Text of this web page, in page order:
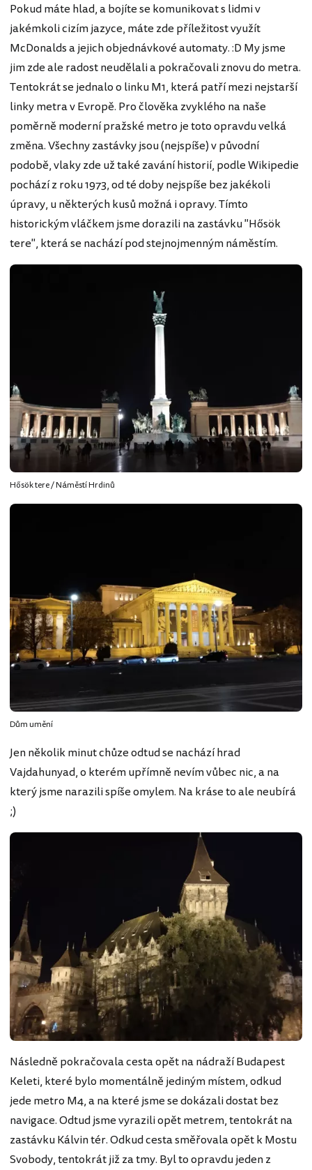
Pokud máte hlad, a bojíte se komunikovat s lidmi v
jakémkoli cizím jazyce, máte zde příležitost využít
McDonalds a jejich objednávkové automaty. :D My jsme
jim zde ale radost neudělali a pokračovali znovu do metra.
Tentokrát se jednalo o linku M1, která patří mezi nejstarší
linky metra v Evropě. Pro člověka zvyklého na naše
poměrně moderní pražské metro je toto opravdu velká
změna. Všechny zastávky jsou (nejspíše) v původní
podobě, vlaky zde už také zavání historií, podle Wikipedie
pochází z roku 1973, od té doby nejspíše bez jakékoli
úpravy, u některých kusů možná i opravy. Tímto
historickým vláčkem jsme dorazili na zastávku "Hősök
tere", která se nachází pod stejnojmenným náměstím.
Hősök tere / Náměstí Hrdinů
Dům umění
Jen několik minut chůze odtud se nachází hrad
Vajdahunyad, o kterém upřímně nevím vůbec nic, a na
který jsme narazili spíše omylem. Na kráse to ale neubírá
;)
Následně pokračovala cesta opět na nádraží Budapest
Keleti, které bylo momentálně jediným místem, odkud
jede metro M4, a na které jsme se dokázali dostat bez
navigace. Odtud jsme vyrazili opět metrem, tentokrát na
zastávku Kálvin tér. Odkud cesta směřovala opět k Mostu
Svobody, tentokrát již za tmy. Byl to opravdu jeden z